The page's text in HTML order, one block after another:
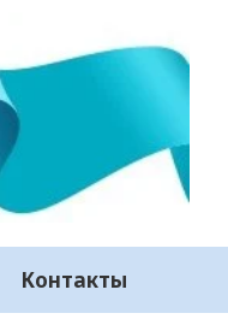
Контакты